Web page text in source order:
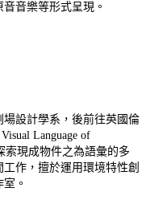
音樂等形式呈現。
設計學系，後前往英國倫
Language of
索現成物件之為語彙的多
作，擅於運用環境特性創
。